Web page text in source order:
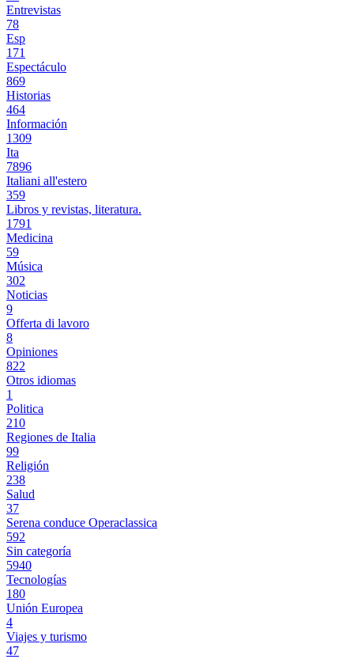
Entrevistas
78
Esp
171
Espectáculo
869
Historias
464
Información
1309
Ita
7896
Italiani all'estero
359
Libros y revistas, literatura.
1791
Medicina
59
Música
302
Noticias
9
Offerta di lavoro
8
Opiniones
822
Otros idiomas
1
Politica
210
Regiones de Italia
99
Religión
238
Salud
37
Serena conduce Operaclassica
592
Sin categoría
5940
Tecnologías
180
Unión Europea
4
Viajes y turismo
47